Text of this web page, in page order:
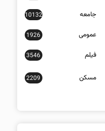
جامعه 10132
عمومی 1926
فیلم 3546
مسکن 2209